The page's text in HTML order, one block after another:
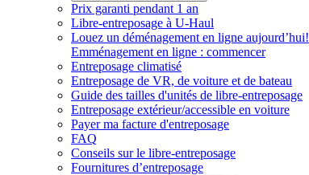
Prix garanti pendant 1 an
Libre-entreposage à U-Haul
Louez un déménagement en ligne aujourd’hui!
Emménagement en ligne : commencer
Entreposage climatisé
Entreposage de VR, de voiture et de bateau
Guide des tailles d'unités de libre-entreposage
Entreposage extérieur/accessible en voiture
Payer ma facture d'entreposage
FAQ
Conseils sur le libre-entreposage
Fournitures d’entreposage